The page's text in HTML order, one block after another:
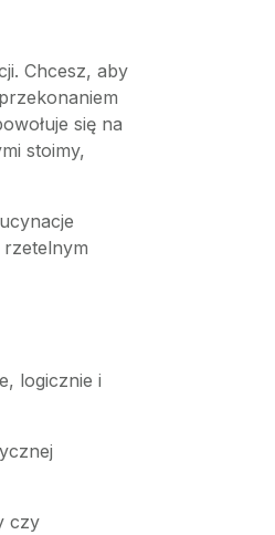
Chcesz, aby
się na
stoimy,
rzetelnym
logicznie i
czy